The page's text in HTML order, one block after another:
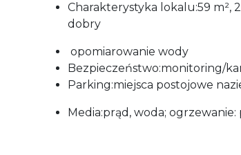
Charakterystyka lokalu:59 m²,
dobry
opomiarowanie wody
Bezpieczeństwo:monitoring/
Parking:miejsca postojowe
Media:prąd, woda; ogrzewanie: